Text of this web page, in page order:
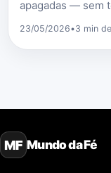
apagadas — sem
23/05/2026•3 min
MF Mundo da Fé